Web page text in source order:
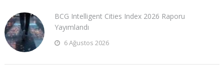
BCG Intelligent Cities Index 2026 Raporu
Yayımlandı
6 Ağustos 2026